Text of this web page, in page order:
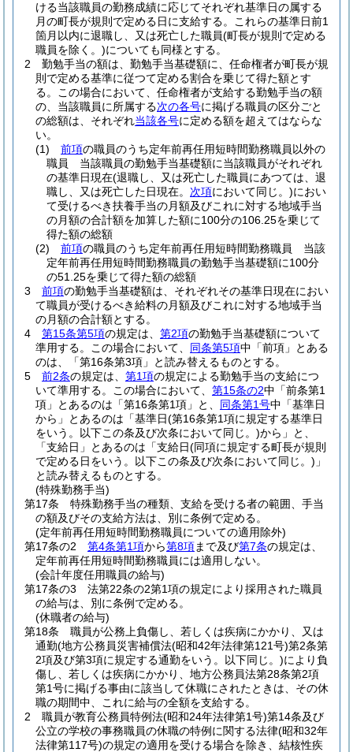
ける当該職員の勤務成績に応じてそれぞれ基準日の属する
月の町長が規則で定める日に支給する。
これらの基準日前1
箇月以内に退職し、又は死亡した職員(町長が規則で定める
職員を除く。)についても同様とする。
2
勤勉手当の額は、勤勉手当基礎額に、任命権者が町長が規
則で定める基準に従つて定める割合を乗じて得た額とす
る。
この場合において、任命権者が支給する勤勉手当の額
の、当該職員に所属する次の各号に掲げる職員の区分ごと
の総額は、それぞれ当該各号に定める額を超えてはならな
い。
(1)
前項の職員のうち定年前再任用短時間勤務職員以外の
職員 当該職員の勤勉手当基礎額に当該職員がそれぞれ
の基準日現在(退職し、又は死亡した職員にあつては、退
職し、又は死亡した日現在。 次項において同じ。)におい
て受けるべき扶養手当の月額及びこれに対する地域手当
の月額の合計額を加算した額に100分の106.25を乗じて
得た額の総額
(2)
前項の職員のうち定年前再任用短時間勤務職員 当該
定年前再任用短時間勤務職員の勤勉手当基礎額に100分
の51.25を乗じて得た額の総額
3
前項の勤勉手当基礎額は、それぞれその基準日現在におい
て職員が受けるべき給料の月額及びこれに対する地域手当
の月額の合計額とする。
4
第15条第5項の規定は、 第2項の勤勉手当基礎額について
準用する。
この場合において、 同条第5項中「前項」とある
のは、「第16条第3項」と読み替えるものとする。
5
前2条の規定は、 第1項の規定による勤勉手当の支給につ
いて準用する。
この場合において、 第15条の2中「前条第1
項」とあるのは「第16条第1項」と、 同条第1号中「基準日
から」とあるのは「基準日(第16条第1項に規定する基準日
をいう。以下この条及び次条において同じ。)から」と、
「支給日」とあるのは「支給日(同項に規定する町長が規則
で定める日をいう。以下この条及び次条において同じ。) 」
と読み替えるものとする。
(特殊勤務手当)
第17条
特殊勤務手当の種類、支給を受ける者の範囲、手当
の額及びその支給方法は、別に条例で定める。
(定年前再任用短時間勤務職員についての適用除外)
第17条の2
第4条第1項から第8項まで及び第7条の規定は、
定年前再任用短時間勤務職員には適用しない。
(会計年度任用職員の給与)
第17条の3
法第22条の2第1項の規定により採用された職員
の給与は、別に条例で定める。
(休職者の給与)
第18条
職員が公務上負傷し、若しくは疾病にかかり、又は
通勤(地方公務員災害補償法(昭和42年法律第121号)第2条第
2項及び第3項に規定する通勤をいう。以下同じ。)により負
傷し、若しくは疾病にかかり、地方公務員法第28条第2項
第1号に掲げる事由に該当して休職にされたときは、その休
職の期間中、これに給与の全額を支給する。
2
職員が教育公務員特例法(昭和24年法律第1号)第14条及び
公立の学校の事務職員の休職の特例に関する法律(昭和32年
法律第117号)の規定の適用を受ける場合を除き、結核性疾